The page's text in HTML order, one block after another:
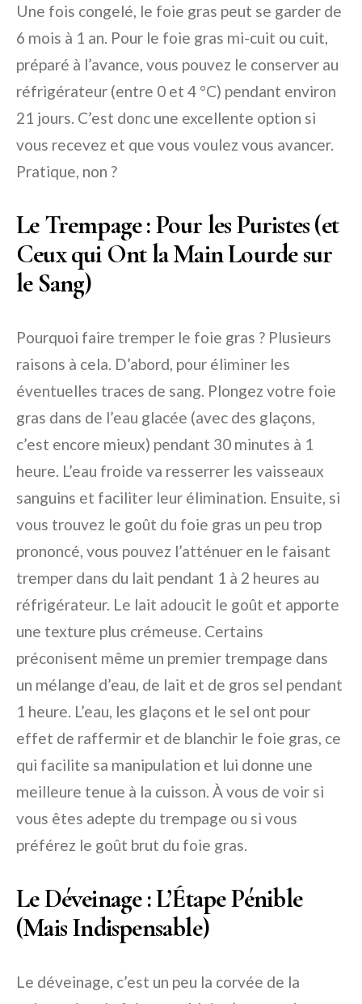
Une fois congelé, le foie gras peut se garder de
6 mois à 1 an. Pour le foie gras mi-cuit ou cuit,
préparé à l’avance, vous pouvez le conserver au
réfrigérateur (entre 0 et 4 °C) pendant environ
21 jours. C’est donc une excellente option si
vous recevez et que vous voulez vous avancer.
Pratique, non ?
Le Trempage : Pour les Puristes (et
Ceux qui Ont la Main Lourde sur
le Sang)
Pourquoi faire tremper le foie gras ? Plusieurs
raisons à cela. D’abord, pour éliminer les
éventuelles traces de sang. Plongez votre foie
gras dans de l’eau glacée (avec des glaçons,
c’est encore mieux) pendant 30 minutes à 1
heure. L’eau froide va resserrer les vaisseaux
sanguins et faciliter leur élimination. Ensuite, si
vous trouvez le goût du foie gras un peu trop
prononcé, vous pouvez l’atténuer en le faisant
tremper dans du lait pendant 1 à 2 heures au
réfrigérateur. Le lait adoucit le goût et apporte
une texture plus crémeuse. Certains
préconisent même un premier trempage dans
un mélange d’eau, de lait et de gros sel pendant
1 heure. L’eau, les glaçons et le sel ont pour
effet de raffermir et de blanchir le foie gras, ce
qui facilite sa manipulation et lui donne une
meilleure tenue à la cuisson. À vous de voir si
vous êtes adepte du trempage ou si vous
préférez le goût brut du foie gras.
Le Déveinage : L’Étape Pénible
(Mais Indispensable)
Le déveinage, c’est un peu la corvée de la